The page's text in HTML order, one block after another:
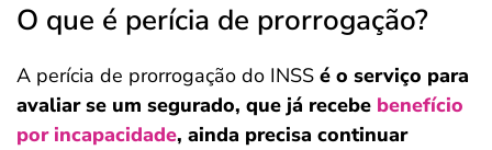
O que é perícia de prorrogação?
A perícia de prorrogação do INSS é o serviço para
avaliar se um segurado, que já recebe benefício
por incapacidade, ainda precisa continuar